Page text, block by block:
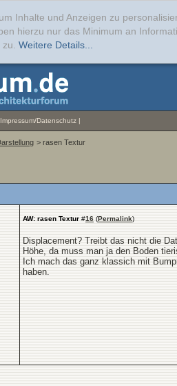
Inhalte und Anzeigen zu
hierzu nur das Minimum an
zu. Weitere Details...
Impressum/Datenschutz |
> rasen Textur
AW: rasen Textur #16 (Permalink)
Displacement? Treibt das nicht die
Höhe, da muss man ja den Boden
Ich mach das ganz klassich mit
haben.